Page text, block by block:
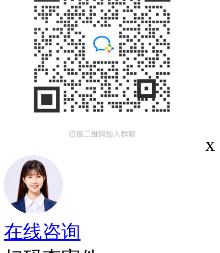
x
在线咨询